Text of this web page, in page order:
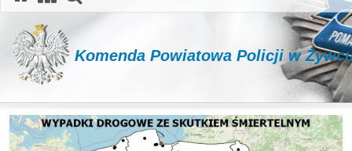
Komenda Powiatowa Policji w
Ważne informacje